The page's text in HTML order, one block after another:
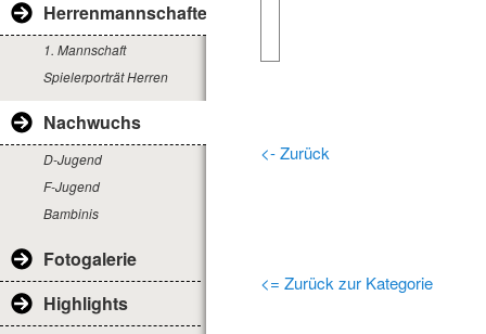
Herrenmannschaften
1. Mannschaft
Spielerporträt Herren
Nachwuchs
D-Jugend
F-Jugend
Bambinis
Fotogalerie
Highlights
<- Zurück
<= Zurück zur Kategorie